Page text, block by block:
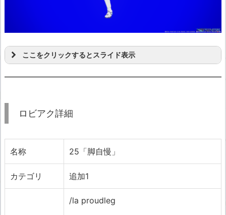
ここをクリックするとスライド表示
ロビアク詳細
名称 25「脚自慢」
カテゴリ 追加1
/la proudleg